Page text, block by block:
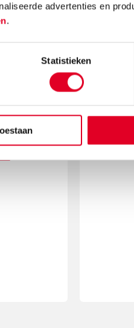
advertenties en
.
Statistieken
in
een
Maak